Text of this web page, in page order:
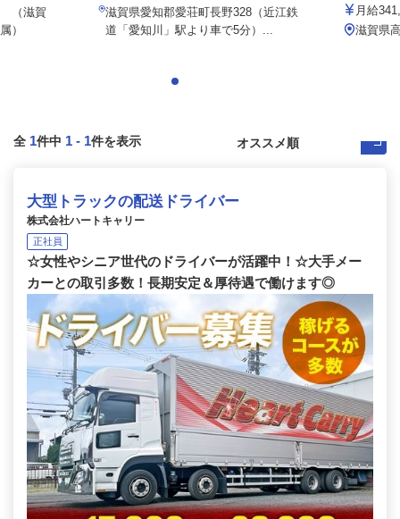
（滋賀
）
滋賀県愛知郡愛荘町長野328（近江鉄
道「愛知川」駅より車で5分）...
月給
滋賀県
全 1件中 1 - 1件を表示
大型トラックの配送ドライバー
株式会社ハートキャリー
正社員
☆女性やシニア世代のドライバーが活躍中！☆大手メー
カーとの取引多数！長期安定＆厚待遇で働けます◎